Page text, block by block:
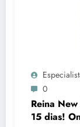
0
Reina
15 dias!